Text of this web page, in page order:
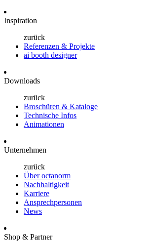
Inspiration
zurück
Referenzen & Projekte
ai booth designer
Downloads
zurück
Broschüren & Kataloge
Technische Infos
Animationen
Unternehmen
zurück
Über octanorm
Nachhaltigkeit
Karriere
Ansprechpersonen
News
Shop & Partner